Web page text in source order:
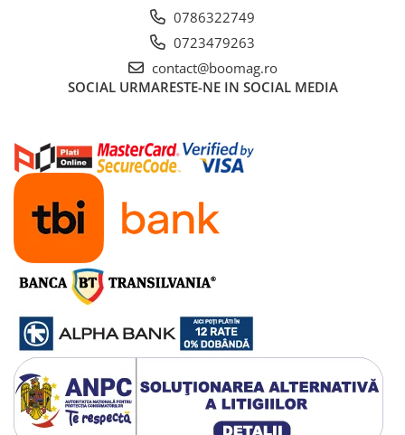
Manete schimbator bicicleta
Manete mixte frana - schimbator
Rulmenti si coronite
Ochelari
Casca bicicleta
Protectii
Sosete
Rucsaci si borsete ciclism
Manusi bicicleta
Pantofi ciclism
Imbracaminte ciclism barbati
Imbracaminte ciclism dama
Imbracaminte ciclism copii
0786322749
0723479263
contact@boomag.ro
SOCIAL URMARESTE-NE IN SOCIAL MEDIA